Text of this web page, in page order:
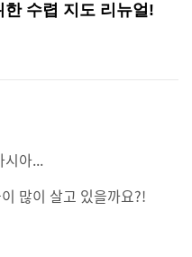
수렵 지도 리뉴얼!
시아...
많이 살고 있을까요?!